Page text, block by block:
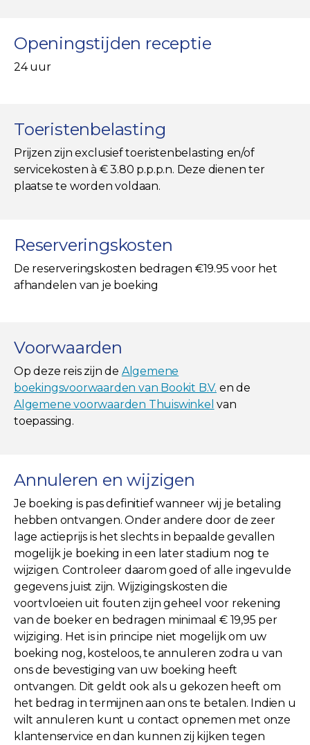
Openingstijden receptie
24 uur
Toeristenbelasting
Prijzen zijn exclusief toeristenbelasting en/of
servicekosten à € 3.80 p.p.p.n. Deze dienen ter
plaatse te worden voldaan.
Reserveringskosten
De reserveringskosten bedragen €19.95 voor het
afhandelen van je boeking
Voorwaarden
Op deze reis zijn de Algemene
boekingsvoorwaarden van Bookit B.V. en de
Algemene voorwaarden Thuiswinkel van
toepassing.
Annuleren en wijzigen
Je boeking is pas definitief wanneer wij je betaling
hebben ontvangen. Onder andere door de zeer
lage actieprijs is het slechts in bepaalde gevallen
mogelijk je boeking in een later stadium nog te
wijzigen. Controleer daarom goed of alle ingevulde
gegevens juist zijn. Wijzigingskosten die
voortvloeien uit fouten zijn geheel voor rekening
van de boeker en bedragen minimaal € 19,95 per
wijziging. Het is in principe niet mogelijk om uw
boeking nog, kosteloos, te annuleren zodra u van
ons de bevestiging van uw boeking heeft
ontvangen. Dit geldt ook als u gekozen heeft om
het bedrag in termijnen aan ons te betalen. Indien u
wilt annuleren kunt u contact opnemen met onze
klantenservice en dan kunnen zij kijken tegen